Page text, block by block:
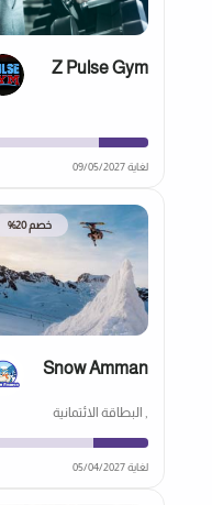
Z Pulse Gym
لغاية 09/05/2027
خصم 20%
Snow Amman
, البطاقة الائتمانية
لغاية 05/04/2027